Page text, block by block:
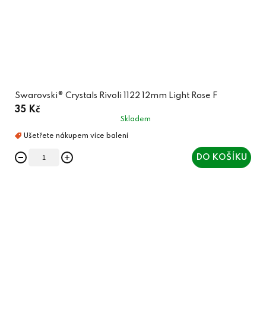
Swarovski® Crystals Rivoli 1122 12mm Light Rose F
35 Kč
Skladem
DO KOŠÍKU